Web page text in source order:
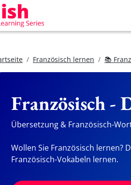
Französisch lernen 📚
Französisch -
Übersetzung & Französisch-
Wollen Sie Französisch lernen?
Französisch-Vokabeln lernen.